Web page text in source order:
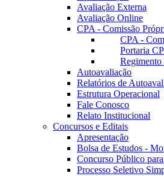
Avaliação Externa
Avaliação Online
CPA - Comissão
CPA -
Portaria
Autoavaliação
Relatórios de
Estrutura Operacional
Fale Conosco
Relato Institucional
Concursos e Editais
Apresentação
Bolsa de Estudos -
Concurso Público
Processo Seletivo